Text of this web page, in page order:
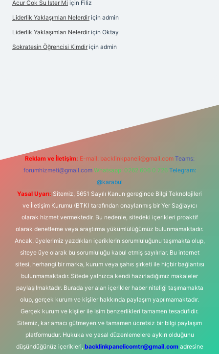
Acur Cok Su Ister Mi için Filiz
Liderlik Yaklaşımları Nelerdir için admin
Liderlik Yaklaşımları Nelerdir için Oktay
Sokratesin Öğrencisi Kimdir için admin
Reklam ve İletişim: E-mail: backlinkpaneli@gmail.com Teams:
forumhizmeti@gmail.com Whatsapp: 0262 606 0 726 Telegram:
@karabul
Yasal Uyarı: Sitemiz, 5651 Sayılı Kanun gereğince Bilgi Teknolojileri
ve İletişim Kurumu (BTK) tarafından onaylanmış bir Yer Sağlayıcı
olarak hizmet vermektedir. Bu nedenle, sitedeki içerikleri proaktif
olarak denetleme veya araştırma yükümlülüğümüz bulunmamaktadır.
Ancak, üyelerimiz yazdıkları içeriklerin sorumluluğunu taşımakta olup,
siteye üye olarak bu sorumluluğu kabul etmiş sayılırlar. Bu internet
sitesi, herhangi bir marka, kurum veya şahıs şirketi ile hiçbir bağlantısı
bulunmamaktadır. Sitede yalnızca kendi hazırladığımız makaleler
paylaşılmaktadır. Burada yer alan içerikler haber niteliği taşımamakta
olup, gerçek kurum ve kişiler hakkında paylaşım yapılmamaktadır.
Gerçek kurum ve kişiler ile isim benzerlikleri tamamen tesadüfidir.
Sitemiz, kar amacı gütmeyen ve tamamen ücretsiz bir bilgi paylaşım
platformudur. Hukuka ve yasal düzenlemelere aykırı olduğunu
düşündüğünüz içerikleri, backlinkpanelicomtr@gmail.comadresine